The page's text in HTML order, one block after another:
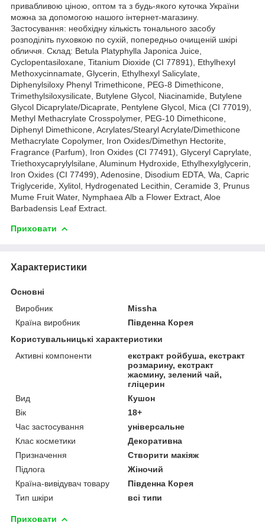
привабливою ціною, оптом та з будь-якого куточка України
можна за допомогою нашого інтернет-магазину.
Застосування: необхідну кількість тонального засобу
розподіліть пуховкою по сухій, попередньо очищеній шкірі
обличчя. Склад: Betula Platyphylla Japonica Juice,
Cyclopentasiloxane, Titanium Dioxide (CI 77891), Ethylhexyl
Methoxycinnamate, Glycerin, Ethylhexyl Salicylate,
Diphenylsiloxy Phenyl Trimethicone, PEG-8 Dimethicone,
Trimethylsiloxysilicate, Butylene Glycol, Niacinamide, Butylene
Glycol Dicaprylate/Dicaprate, Pentylene Glycol, Mica (CI 77019),
Methyl Methacrylate Crosspolymer, PEG-10 Dimethicone,
Diphenyl Dimethicone, Acrylates/Stearyl Acrylate/Dimethicone
Methacrylate Copolymer, Iron Oxides/Dimethyn Hectorite,
Fragrance (Parfum), Iron Oxides (CI 77491), Glyceryl Caprylate,
Triethoxycaprylylsilane, Aluminum Hydroxide, Ethylhexylglycerin,
Iron Oxides (CI 77499), Adenosine, Disodium EDTA, Wa, Capric
Triglyceride, Xylitol, Hydrogenated Lecithin, Ceramide 3, Prunus
Mume Fruit Water, Nymphaea Alb a Flower Extract, Aloe
Barbadensis Leaf Extract.
Приховати
Характеристики
Основні
Виробник
Missha
Країна виробник
Південна Корея
Користувальницькі характеристики
Активні компоненти
екстракт ройбуша, екстракт
розмарину, екстракт
жасмину, зелений чай,
гліцерин
Вид
Кушон
Вік
18+
Час застосування
універсальне
Клас косметики
Декоративна
Призначення
Створити макіяж
Підлога
Жіночий
Країна-вивідувач товару
Південна Корея
Тип шкіри
всі типи
Приховати